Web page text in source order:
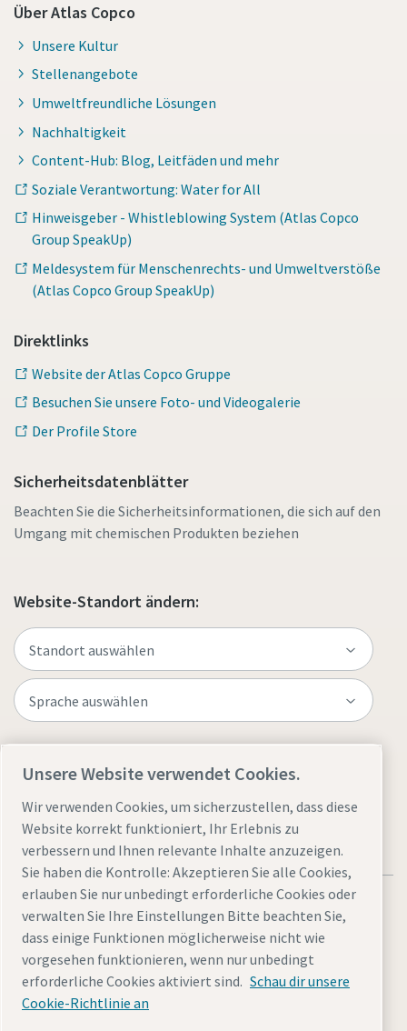
Über Atlas Copco
Unsere Kultur
Stellenangebote
Umweltfreundliche Lösungen
Nachhaltigkeit
Content-Hub: Blog, Leitfäden und mehr
Soziale Verantwortung: Water for All
Hinweisgeber - Whistleblowing System (Atlas Copco
Group SpeakUp)
Meldesystem für Menschenrechts- und Umweltverstöße
(Atlas Copco Group SpeakUp)
Direktlinks
Website der Atlas Copco Gruppe
Besuchen Sie unsere Foto- und Videogalerie
Der Profile Store
Sicherheitsdatenblätter
Beachten Sie die Sicherheitsinformationen, die sich auf den
Umgang mit chemischen Produkten beziehen
Website-Standort ändern:
Rechtliche Hinweise und Datenschutzerklärung
Cookies verwaltenBarrierefreiheit
Unsere Website verwendet Cookies.
Wir verwenden Cookies, um sicherzustellen, dass diese
Website korrekt funktioniert, Ihr Erlebnis zu
verbessern und Ihnen relevante Inhalte anzuzeigen.
Sie haben die Kontrolle: Akzeptieren Sie alle Cookies,
erlauben Sie nur unbedingt erforderliche Cookies oder
verwalten Sie Ihre Einstellungen Bitte beachten Sie,
dass einige Funktionen möglicherweise nicht wie
vorgesehen funktionieren, wenn nur unbedingt
erforderliche Cookies aktiviert sind. Schau dir unsere
Cookie-Richtlinie an